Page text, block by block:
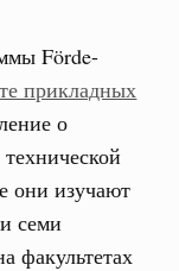
Förde-
прикладных
о
они изучают
семи
факультетах